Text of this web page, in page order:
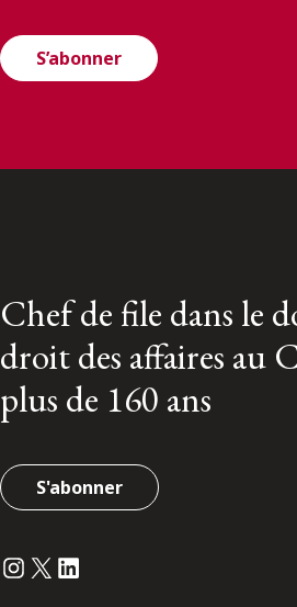
S’abonner
Chef de file dans le
droit des affaires au
plus de 160 ans
S'abonner
Instagram
Twitter
LinkedIn